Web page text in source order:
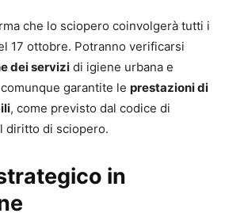
che lo sciopero coinvolgerà tutti i
17 ottobre. Potranno verificarsi
dei servizi di igiene urbana e
garantite le prestazioni di
, come previsto dal codice di
diritto di sciopero.
in